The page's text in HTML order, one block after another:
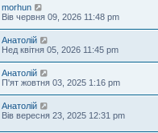
О
с
а
н
н
є
п
о
в
д
о
м
morhun
Вів червня 09, 2026 11:48 pm
О
с
а
н
н
є
п
о
Анатолій
Нед квітня 05, 2026 11:45 pm
О
с
а
н
н
є
Анатолій
П'ят жовтня 03, 2025 1:16 pm
О
с
Анатолій
Вів вересня 23, 2025 12:31 pm